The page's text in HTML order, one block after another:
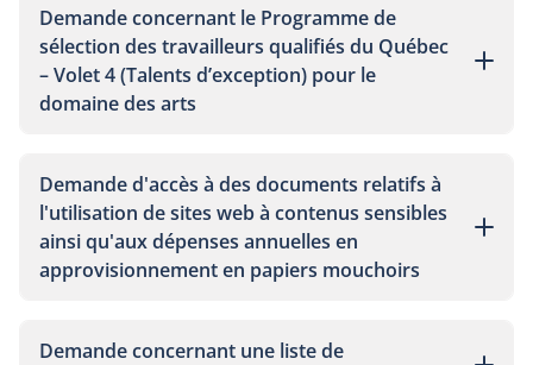
Demande concernant le Programme de
sélection des travailleurs qualifiés du Québec
– Volet 4 (Talents d’exception) pour le
domaine des arts
Demande d'accès à des documents relatifs à
l'utilisation de sites web à contenus sensibles
ainsi qu'aux dépenses annuelles en
approvisionnement en papiers mouchoirs
Demande concernant une liste de